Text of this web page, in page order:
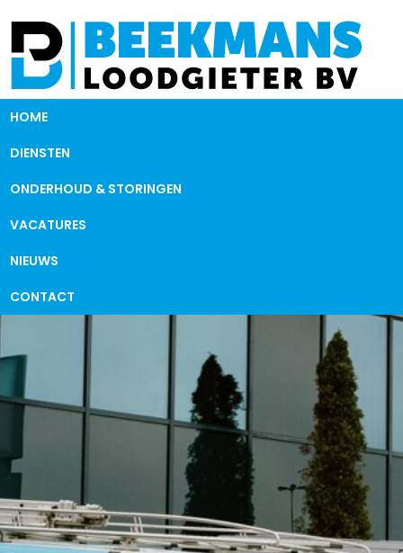
HOME
DIENSTEN
ONDERHOUD & STORINGEN
VACATURES
NIEUWS
CONTACT